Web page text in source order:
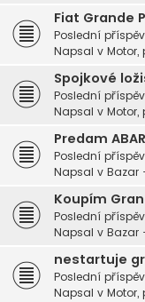
Fiat Grande
Poslední
Napsal v Motor,
Spojkové
Poslední
Napsal v Motor,
Predam
Poslední
Napsal v Bazar
Koupím
Poslední
Napsal v Bazar
nestartuje
Poslední
Napsal v Motor,